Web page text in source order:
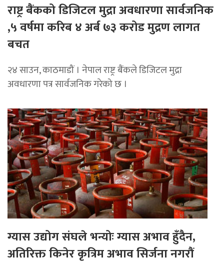
राष्ट्र बैंकको डिजिटल मुद्रा अवधारणा सार्वजनिक
,५ वर्षमा करिब ४ अर्ब ७३ करोड मुद्रण लागत
बचत
२४ साउन, काठमाडौं । नेपाल राष्ट्र बैंकले डिजिटल मुद्रा
अवधारणा पत्र सार्वजनिक गरेको छ ।
ग्यास उद्योग संघले भन्योः ग्यास अभाव हुँदैन,
अतिरिक्त किनेर कृत्रिम अभाव सिर्जना नगरौं